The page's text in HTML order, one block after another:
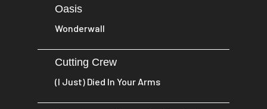
Oasis
Wonderwall
Cutting Crew
(I Just) Died In Your Arms